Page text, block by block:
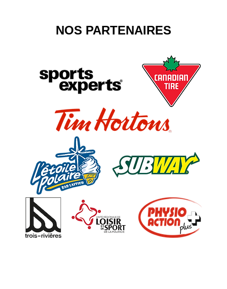
NOS PARTENAIRES